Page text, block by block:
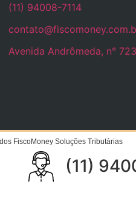
(11) 94008-7114
Avenida Andrômeda, n°
FiscoMoney Soluções Tributárias
(11)